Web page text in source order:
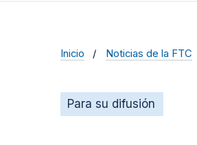
Inicio Noticias de la FTC
Para su difusión